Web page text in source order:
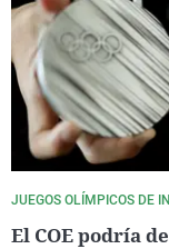
JUEGOS OLÍMPICOS DE
El COE podría